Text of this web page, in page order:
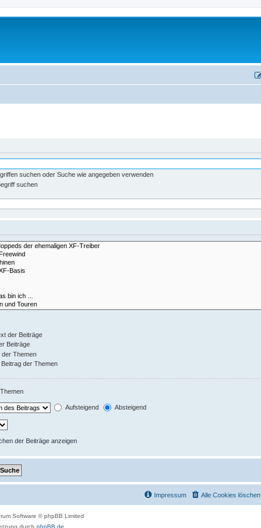
suchen oder Suche wie angegeben verwenden
suchen
der Beiträge
Beiträge
der Themen
der Themen
Themen
Aufsteigend Absteigend
der Beiträge anzeigen
Alle Cookies löschen
Impressum
Software © phpBB Limited
durch phpBB.de